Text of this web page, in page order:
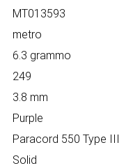
MT013593
metro
6.3 grammo
249
3.8 mm
Purple
Paracord 550 Type III
Solid